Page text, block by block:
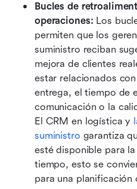
Bucles de
operaciones: Los
permiten que los
suministro reciban
mejora de clientes
estar relacionados
entrega, el tiempo de
comunicación o la
El CRM en logística y
suministro garantiza
esté disponible para
tiempo, esto se
para una planificación